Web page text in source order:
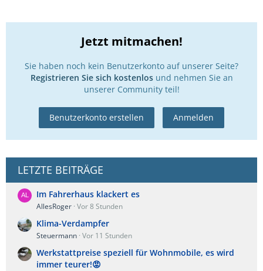
Jetzt mitmachen!
Sie haben noch kein Benutzerkonto auf unserer Seite?
Registrieren Sie sich kostenlosund nehmen Sie an
unserer Community teil!
Benutzerkonto erstellen Anmelden
LETZTE BEITRÄGE
Im Fahrerhaus klackert es
AllesRoger Vor 8 Stunden
Klima-Verdampfer
Steuermann Vor 11 Stunden
Werkstattpreise speziell für Wohnmobile, es wird
immer teurer!😡